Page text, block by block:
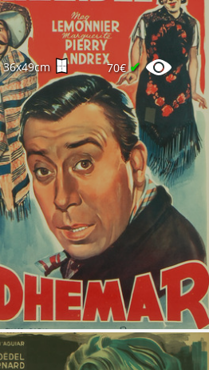
36x49cm 70€✔